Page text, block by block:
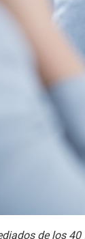
de los